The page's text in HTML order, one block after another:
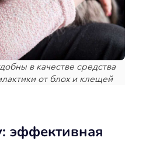
в качестве средства
от блох и клещей
эффективная